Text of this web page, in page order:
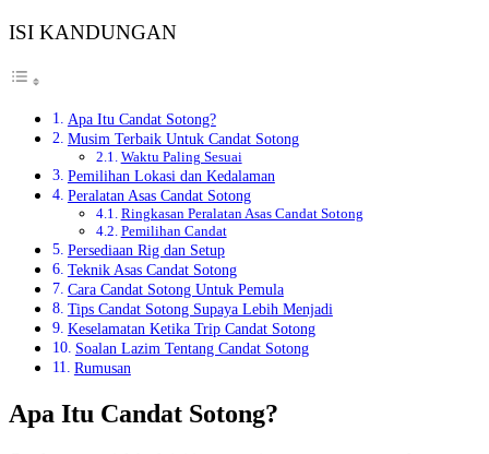
ISI KANDUNGAN
Apa Itu Candat Sotong?
Musim Terbaik Untuk Candat Sotong
Waktu Paling Sesuai
Pemilihan Lokasi dan Kedalaman
Peralatan Asas Candat Sotong
Ringkasan Peralatan Asas Candat Sotong
Pemilihan Candat
Persediaan Rig dan Setup
Teknik Asas Candat Sotong
Cara Candat Sotong Untuk Pemula
Tips Candat Sotong Supaya Lebih Menjadi
Keselamatan Ketika Trip Candat Sotong
Soalan Lazim Tentang Candat Sotong
Rumusan
Apa Itu Candat Sotong?